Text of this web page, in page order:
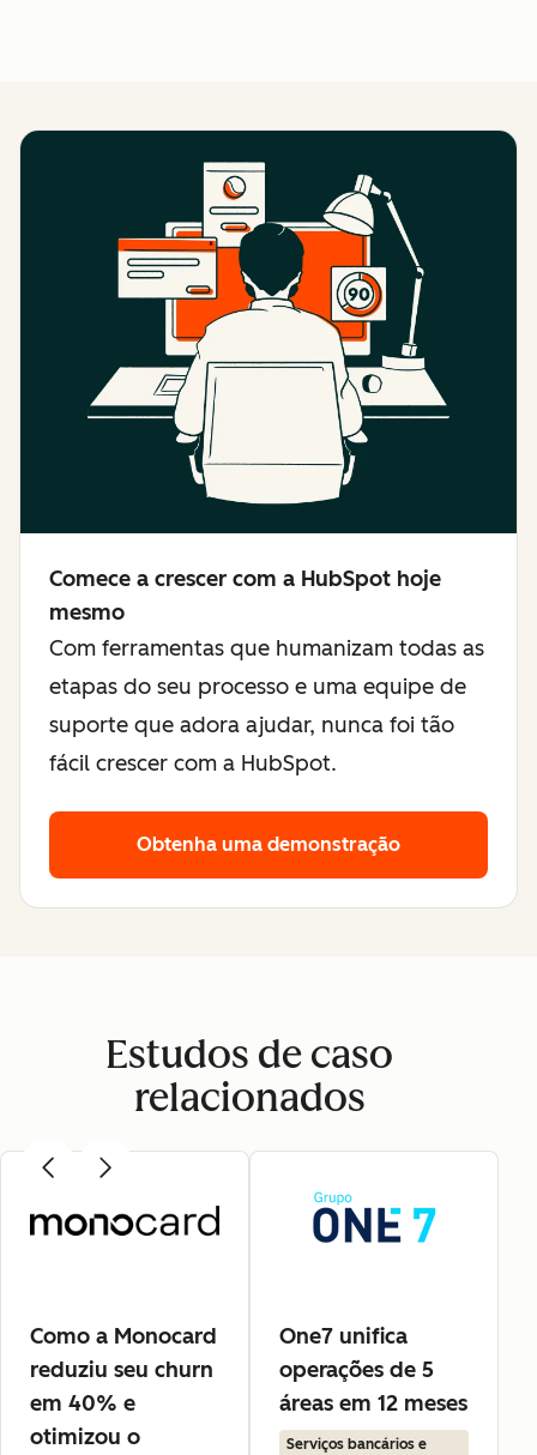
Comece a crescer com a HubSpot hoje
mesmo
Com ferramentas que humanizam todas as
etapas do seu processo e uma equipe de
suporte que adora ajudar, nunca foi tão
fácil crescer com a HubSpot.
Obtenha uma demonstração
Estudos de caso
relacionados
Como a Monocard
reduziu seu churn
em 40% e
otimizou o
One7 unifica
operações de 5
áreas em 12 meses
Serviços bancários e